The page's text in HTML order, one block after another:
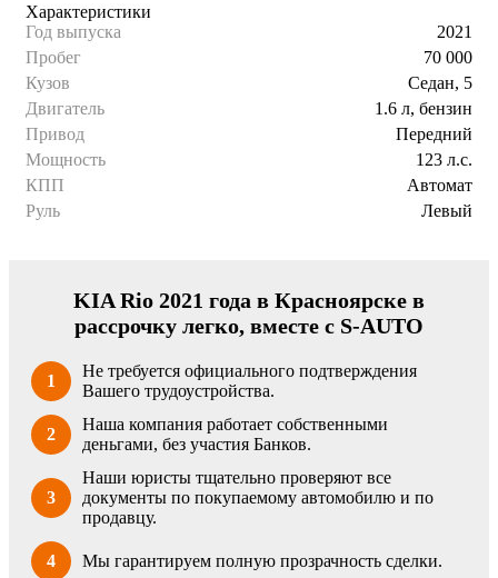
Характеристики
Год выпуска
2021
Пробег
70 000
Кузов
Седан, 5
Двигатель
1.6 л, бензин
Привод
Передний
Мощность
123 л.с.
КПП
Автомат
Руль
Левый
KIA Rio 2021 года в Красноярске в
рассрочку легко, вместе с S-AUTO
1
Не требуется официального подтверждения
Вашего трудоустройства.
2
Наша компания работает собственными
деньгами, без участия Банков.
3
Наши юристы тщательно проверяют все
документы по покупаемому автомобилю и по
продавцу.
4 Мы гарантируем полную прозрачность сделки.